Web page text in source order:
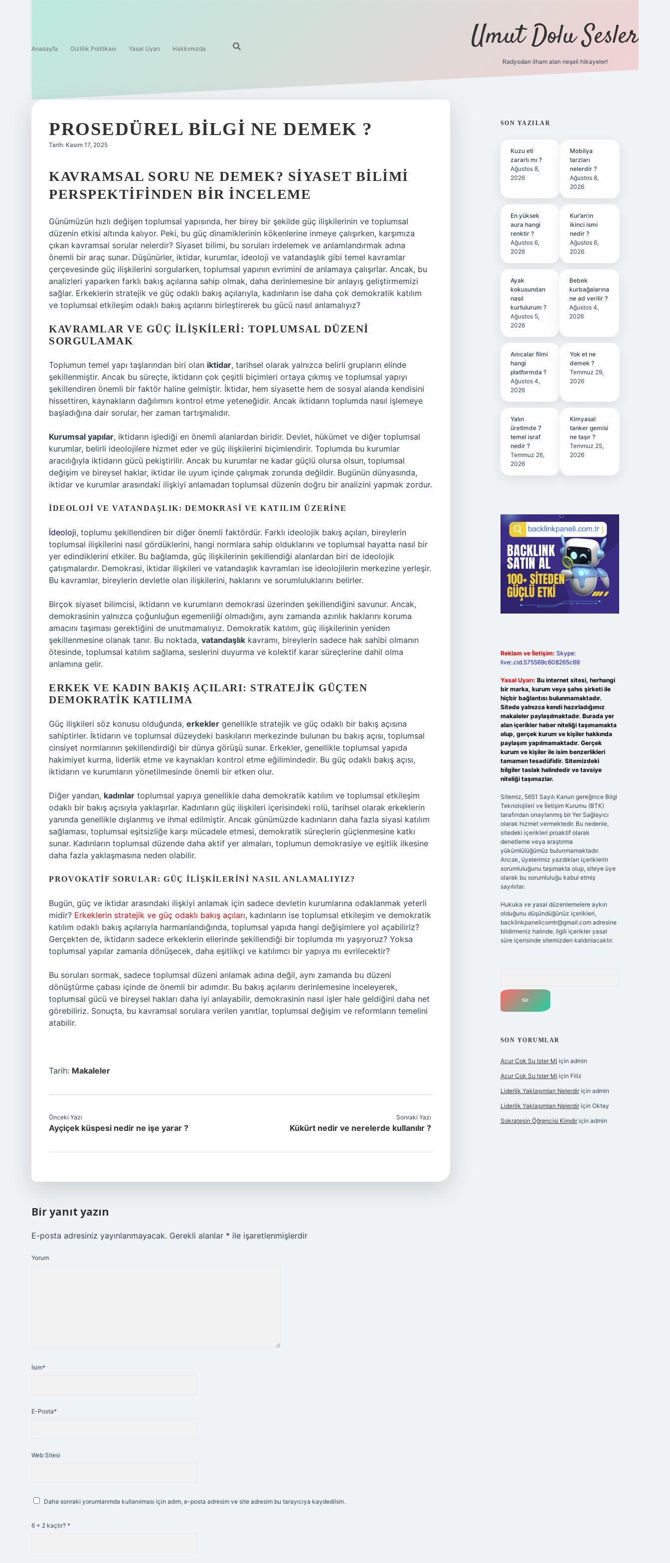
Anasayfa Gizlilik Politikası Yasal Uyarı Hakkımızda Umut Dolu Sesler
Radyodan ilham alan neşeli hikayeler!
PROSEDÜREL BILGI NE DEMEK ?
Tarih: Kasım 17, 2025
KAVRAMSAL SORU NE DEMEK? SIYASET BILIMI
PERSPEKTIFINDEN BIR İNCELEME
Günümüzün hızlı değişen toplumsal yapısında, her birey bir şekilde güç ilişkilerinin ve toplumsal
düzenin etkisi altında kalıyor. Peki, bu güç dinamiklerinin kökenlerine inmeye çalışırken, karşımıza
çıkan kavramsal sorular nelerdir? Siyaset bilimi, bu soruları irdelemek ve anlamlandırmak adına
önemli bir araç sunar. Düşünürler, iktidar, kurumlar, ideoloji ve vatandaşlık gibi temel kavramlar
çerçevesinde güç ilişkilerini sorgularken, toplumsal yapının evrimini de anlamaya çalışırlar. Ancak, bu
analizleri yaparken farklı bakış açılarına sahip olmak, daha derinlemesine bir anlayış geliştirmemizi
sağlar. Erkeklerin stratejik ve güç odaklı bakış açılarıyla, kadınların ise daha çok demokratik katılım
ve toplumsal etkileşim odaklı bakış açılarını birleştirerek bu gücü nasıl anlamalıyız?
KAVRAMLAR VE GÜÇ İLIŞKILERI: TOPLUMSAL DÜZENI
SORGULAMAK
Toplumun temel yapı taşlarından biri olan iktidar, tarihsel olarak yalnızca belirli grupların elinde
şekillenmiştir. Ancak bu süreçte, iktidarın çok çeşitli biçimleri ortaya çıkmış ve toplumsal yapıyı
şekillendiren önemli bir faktör haline gelmiştir. İktidar, hem siyasette hem de sosyal alanda kendisini
hissettiren, kaynakların dağılımını kontrol etme yeteneğidir. Ancak iktidarın toplumda nasıl işlemeye
başladığına dair sorular, her zaman tartışmalıdır.
Kurumsal yapılar, iktidarın işlediği en önemli alanlardan biridir. Devlet, hükümet ve diğer toplumsal
kurumlar, belirli ideolojilere hizmet eder ve güç ilişkilerini biçimlendirir. Toplumda bu kurumlar
aracılığıyla iktidarın gücü pekiştirilir. Ancak bu kurumlar ne kadar güçlü olursa olsun, toplumsal
değişim ve bireysel haklar, iktidar ile uyum içinde çalışmak zorunda değildir. Bugünün dünyasında,
iktidar ve kurumlar arasındaki ilişkiyi anlamadan toplumsal düzenin doğru bir analizini yapmak zordur.
İDEOLOJI VE VATANDAŞLIK: DEMOKRASI VE KATILIM ÜZERINE
İdeoloji, toplumu şekillendiren bir diğer önemli faktördür. Farklı ideolojik bakış açıları, bireylerin
toplumsal ilişkilerini nasıl gördüklerini, hangi normlara sahip olduklarını ve toplumsal hayatta nasıl bir
yer edindiklerini etkiler. Bu bağlamda, güç ilişkilerinin şekillendiği alanlardan biri de ideolojik
çatışmalardır. Demokrasi, iktidar ilişkileri ve vatandaşlık kavramları ise ideolojilerin merkezine yerleşir.
Bu kavramlar, bireylerin devletle olan ilişkilerini, haklarını ve sorumluluklarını belirler.
Birçok siyaset bilimcisi, iktidarın ve kurumların demokrasi üzerinden şekillendiğini savunur. Ancak,
demokrasinin yalnızca çoğunluğun egemenliği olmadığını, aynı zamanda azınlık haklarını koruma
amacını taşıması gerektiğini de unutmamalıyız. Demokratik katılım, güç ilişkilerinin yeniden
şekillenmesine olanak tanır. Bu noktada, vatandaşlık kavramı, bireylerin sadece hak sahibi olmanın
ötesinde, toplumsal katılım sağlama, seslerini duyurma ve kolektif karar süreçlerine dahil olma
anlamına gelir.
ERKEK VE KADIN BAKIŞ AÇILARI: STRATEJIK GÜÇTEN
DEMOKRATIK KATILIMA
Güç ilişkileri söz konusu olduğunda, erkekler genellikle stratejik ve güç odaklı bir bakış açısına
sahiptirler. İktidarın ve toplumsal düzeydeki baskıların merkezinde bulunan bu bakış açısı, toplumsal
cinsiyet normlarının şekillendirdiği bir dünya görüşü sunar. Erkekler, genellikle toplumsal yapıda
hakimiyet kurma, liderlik etme ve kaynakları kontrol etme eğilimindedir. Bu güç odaklı bakış açısı,
iktidarın ve kurumların yönetilmesinde önemli bir etken olur.
Diğer yandan, kadınlar toplumsal yapıya genellikle daha demokratik katılım ve toplumsal etkileşim
odaklı bir bakış açısıyla yaklaşırlar. Kadınların güç ilişkileri içerisindeki rolü, tarihsel olarak erkeklerin
yanında genellikle dışlanmış ve ihmal edilmiştir. Ancak günümüzde kadınların daha fazla siyasi katılım
sağlaması, toplumsal eşitsizliğe karşı mücadele etmesi, demokratik süreçlerin güçlenmesine katkı
sunar. Kadınların toplumsal düzende daha aktif yer almaları, toplumun demokrasiye ve eşitlik ilkesine
daha fazla yaklaşmasına neden olabilir.
PROVOKATIF SORULAR: GÜÇ İLIŞKILERINI NASIL ANLAMALIYIZ?
Bugün, güç ve iktidar arasındaki ilişkiyi anlamak için sadece devletin kurumlarına odaklanmak yeterli
midir? Erkeklerin stratejik ve güç odaklı bakış açıları, kadınların ise toplumsal etkileşim ve demokratik
katılım odaklı bakış açılarıyla harmanlandığında, toplumsal yapıda hangi değişimlere yol açabiliriz?
Gerçekten de, iktidarın sadece erkeklerin ellerinde şekillendiği bir toplumda mı yaşıyoruz? Yoksa
toplumsal yapılar zamanla dönüşecek, daha eşitlikçi ve katılımcı bir yapıya mı evrilecektir?
Bu soruları sormak, sadece toplumsal düzeni anlamak adına değil, aynı zamanda bu düzeni
dönüştürme çabası içinde de önemli bir adımdır. Bu bakış açılarını derinlemesine inceleyerek,
toplumsal gücü ve bireysel hakları daha iyi anlayabilir, demokrasinin nasıl işler hale geldiğini daha net
görebiliriz. Sonuçta, bu kavramsal sorulara verilen yanıtlar, toplumsal değişim ve reformların temelini
atabilir.
Tarih: Makaleler
Önceki Yazı
Ayçiçek küspesi nedir ne işe yarar ?
Sonraki Yazı
Kükürt nedir ve nerelerde kullanılır ?
Bir yanıt yazın
E-posta adresiniz yayınlanmayacak. Gerekli alanlar * ile işaretlenmişlerdir
Yorum
İsim*
E-Posta*
Web Sitesi
Daha sonraki yorumlarımda kullanılması için adım, e-posta adresim ve site adresim bu tarayıcıya kaydedilsin.
6 + 2 kaçtır? *
SIDEBAR
SON YAZILAR
Kuzu eti
zararlı mı ?
Ağustos 8,
2026
Mobilya
tarzları
nelerdir ?
Ağustos 8,
2026
En yüksek
aura hangi
renktir ?
Ağustos 6,
2026
Kur’an’ın
ikinci ismi
nedir ?
Ağustos 6,
2026
Ayak
kokusundan
nasıl
kurtulurum ?
Ağustos 5,
2026
Bebek
kurbağalarına
ne ad verilir ?
Ağustos 4,
2026
Amcalar filmi
hangi
platformda ?
Ağustos 4,
2026
Yok et ne
demek ?
Temmuz 29,
2026
Yalın
üretimde 7
temel israf
nedir ?
Temmuz 26,
2026
Kimyasal
tanker gemisi
ne taşır ?
Temmuz 25,
2026
Reklam ve İletişim: Skype:
live:.cid.575569c608265c69
Yasal Uyarı: Bu internet sitesi, herhangi
bir marka, kurum veya şahıs şirketi ile
hiçbir bağlantısı bulunmamaktadır.
Sitede yalnızca kendi hazırladığımız
makaleler paylaşılmaktadır. Burada yer
alan içerikler haber niteliği taşımamakta
olup, gerçek kurum ve kişiler hakkında
paylaşım yapılmamaktadır. Gerçek
kurum ve kişiler ile isim benzerlikleri
tamamen tesadüfidir. Sitemizdeki
bilgiler taslak halindedir ve tavsiye
niteliği taşımazlar.
Sitemiz, 5651 Sayılı Kanun gereğince Bilgi
Teknolojileri ve İletişim Kurumu (BTK)
tarafından onaylanmış bir Yer Sağlayıcı
olarak hizmet vermektedir. Bu nedenle,
sitedeki içerikleri proaktif olarak
denetleme veya araştırma
yükümlülüğümüz bulunmamaktadır.
Ancak, üyelerimiz yazdıkları içeriklerin
sorumluluğunu taşımakta olup, siteye üye
olarak bu sorumluluğu kabul etmiş
sayılırlar.
Hukuka ve yasal düzenlemelere aykırı
olduğunu düşündüğünüz içerikleri,
backlinkpanelicomtr@gmail.comadresine
bildirmeniz halinde, ilgili içerikler yasal
süre içerisinde sitemizden kaldırılacaktır.
SON YORUMLAR
Acur Cok Su Ister Mi için admin
Acur Cok Su Ister Mi için Filiz
Liderlik Yaklaşımları Nelerdiriçin admin
Liderlik Yaklaşımları Nelerdiriçin Oktay
Sokratesin Öğrencisi Kimdiriçin admin